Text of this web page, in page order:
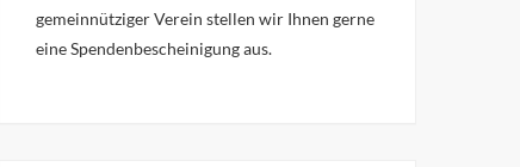
gemeinnütziger Verein stellen wir Ihnen gerne
eine Spendenbescheinigung aus.